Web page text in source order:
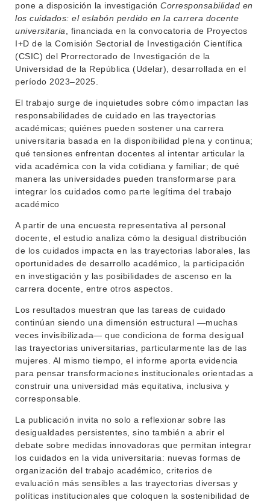
INSTITUCIONAL
DEPARTAMENTOS
ENSEÑANZA
INVESTIGACIÓN
CONTACTO
BEDELÍA
EVA FCS
POSGRADOS
EDUCACIÓN PERMANENTE
BIBLIOTECA
pone a disposición la investigación Corresponsabilidad en
los cuidados: el eslabón perdido en la carrera docente
universitaria , financiada en la convocatoria de Proyectos
I+D de la Comisión Sectorial de Investigación Científica
(CSIC) del Prorrectorado de Investigación de la
Universidad de la República (Udelar), desarrollada en el
período 2023–2025.
El trabajo surge de inquietudes sobre cómo impactan las
responsabilidades de cuidado en las trayectorias
académicas; quiénes pueden sostener una carrera
universitaria basada en la disponibilidad plena y continua;
qué tensiones enfrentan docentes al intentar articular la
vida académica con la vida cotidiana y familiar; de qué
manera las universidades pueden transformarse para
integrar los cuidados como parte legítima del trabajo
académico
A partir de una encuesta representativa al personal
docente, el estudio analiza cómo la desigual distribución
de los cuidados impacta en las trayectorias laborales, las
oportunidades de desarrollo académico, la participación
en investigación y las posibilidades de ascenso en la
carrera docente, entre otros aspectos.
Los resultados muestran que las tareas de cuidado
continúan siendo una dimensión estructural —muchas
veces invisibilizada— que condiciona de forma desigual
las trayectorias universitarias, particularmente las de las
mujeres. Al mismo tiempo, el informe aporta evidencia
para pensar transformaciones institucionales orientadas a
construir una universidad más equitativa, inclusiva y
corresponsable.
La publicación invita no solo a reflexionar sobre las
desigualdades persistentes, sino también a abrir el
debate sobre medidas innovadoras que permitan integrar
los cuidados en la vida universitaria: nuevas formas de
organización del trabajo académico, criterios de
evaluación más sensibles a las trayectorias diversas y
políticas institucionales que coloquen la sostenibilidad de